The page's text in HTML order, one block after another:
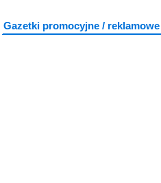
Gazetki promocyjne / reklamowe